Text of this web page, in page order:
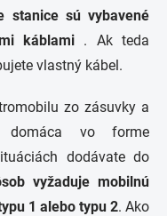
stanice sú vybavené
káblami . Ak teda
vlastný kábel.
zo zásuvky a
domáca vo forme
dodávate do
vyžaduje mobilnú
1 alebo typu 2. Ako